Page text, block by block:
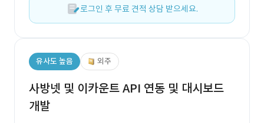
로그인 후 무료 견적 상담 받으세요.
유사도 높음 외주
사방넷 및 이카운트 API 연동 및 대시보드
개발